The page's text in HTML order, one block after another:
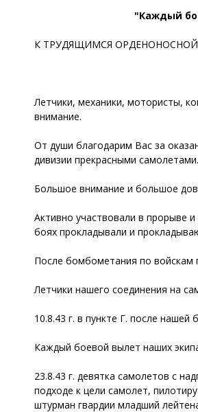
"Каждый
К ТРУДЯЩИМСЯ
Летчики, механики, мотористы,
внимание.
От души благодарим Вас за
дивизии прекрасными самолетами.
Большое внимание и большое
Активно участвовали в
боях прокладывали и
После бомбометания по войскам
Летчики нашего соединения на
10.8.43 г. в пункте Г. после
Каждый боевой вылет наших
23.8.43 г. девятка самолетов с
подходе к цели самолет,
штурман гвардии младший